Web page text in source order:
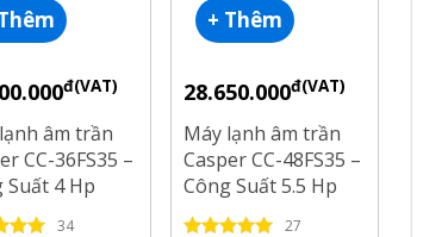
đ(VAT)
âm trần
CC-36FS35 –
Suất 4 Hp
34
+ Thêm
28.650.000đ(VAT)
Máy lạnh âm trần
Casper CC-48FS35 –
Công Suất 5.5 Hp
27